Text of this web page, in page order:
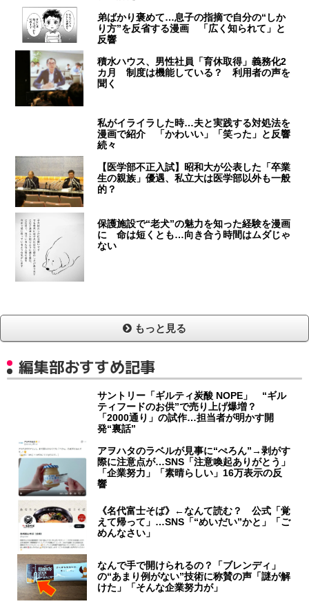
弟ばかり褒めて…息子の指摘で自分の“しか
り方”を反省する漫画 「広く知られて」と
反響
積水ハウス、男性社員「育休取得」義務化2
カ月 制度は機能している？ 利用者の声を
聞く
私がイライラした時…夫と実践する対処法を
漫画で紹介 「かわいい」「笑った」と反響
続々
【医学部不正入試】昭和大が公表した「卒業
生の親族」優遇、私立大は医学部以外も一般
的？
保護施設で“老犬”の魅力を知った経験を漫画
に 命は短くとも…向き合う時間はムダじゃ
ない
もっと見る
編集部おすすめ記事
サントリー「ギルティ炭酸 NOPE」 “ギル
ティフードのお供”で売り上げ爆増？
「2000通り」の試作…担当者が明かす開
発“裏話”
アヲハタのラベルが見事に“ぺろん”→剥がす
際に注意点が…SNS「注意喚起ありがとう」
「企業努力」「素晴らしい」16万表示の反
響
《名代富士そば》←なんて読む？ 公式「覚
えて帰って」…SNS「“めいだい”かと」「ご
めんなさい」
なんで手で開けられるの？「ブレンディ」
の“あまり例がない”技術に称賛の声「謎が解
けた」「そんな企業努力が」